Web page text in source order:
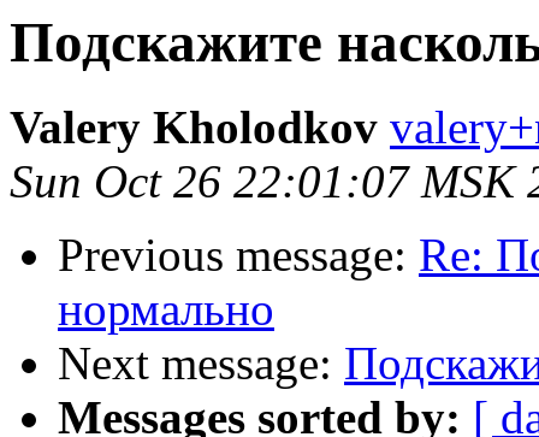
Подскажите
Valery Kholodkov
Sun Oct 26 22:01:07 MSK
Previous message: Re:
нормально
Next message:
Messages sorted by: [